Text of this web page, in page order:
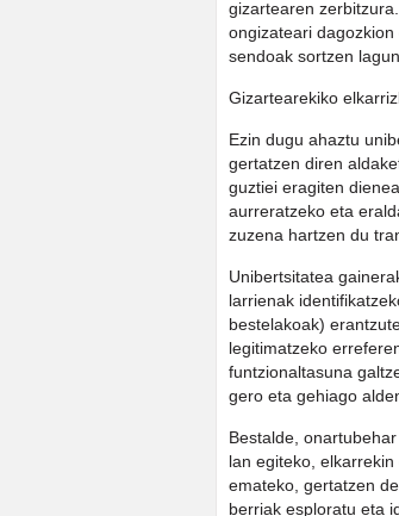
gizartearen
ongizateari
sendoak sortzen
Gizartearekiko
Ezin dugu ahaztu
gertatzen diren
guztiei eragiten
aurreratzeko eta
zuzena hartzen du
Unibertsitatea
larrienak
bestelakoak)
legitimatzeko
funtzionaltasuna
gero eta gehiago
Bestalde,
lan egiteko,
emateko, gertatzen
berriak esploratu eta